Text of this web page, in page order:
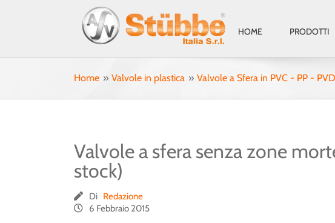
HOME PRODOTTI
Home Valvole in plastica Valvole a Sfera in PVC - PP -
Valvole a sfera senza zone
stock)
Di Redazione
6 Febbraio 2015